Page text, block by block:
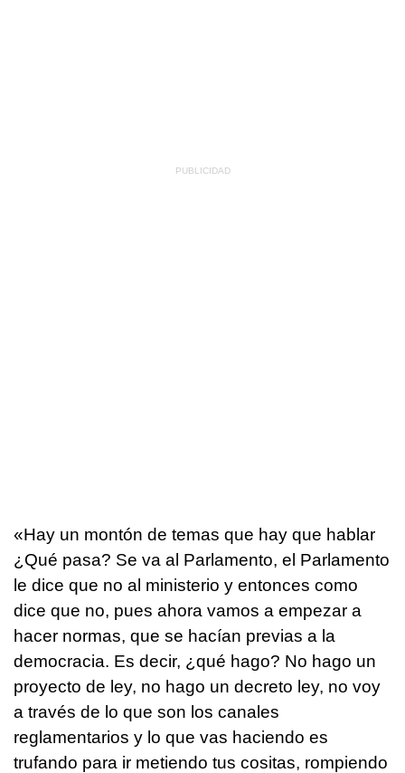
«Hay un montón de temas que hay que hablar
¿Qué pasa? Se va al Parlamento, el Parlamento
le dice que no al ministerio y entonces como
dice que no, pues ahora vamos a empezar a
hacer normas, que se hacían previas a la
democracia. Es decir, ¿qué hago? No hago un
proyecto de ley, no hago un decreto ley, no voy
a través de lo que son los canales
reglamentarios y lo que vas haciendo es
trufando para ir metiendo tus cositas, rompiendo